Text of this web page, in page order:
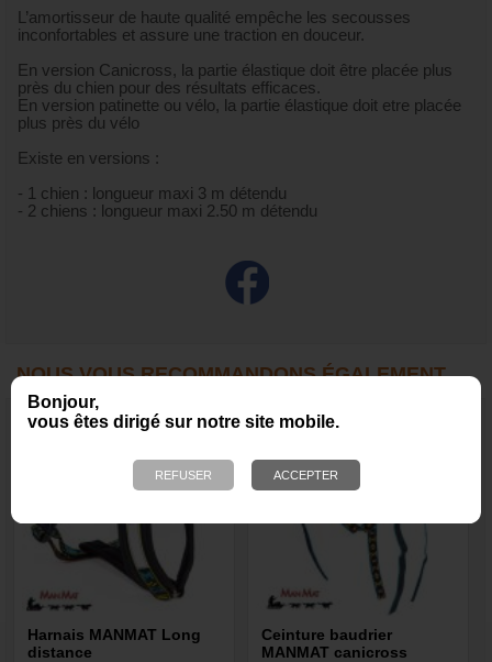
Bonjour,
vous êtes dirigé sur notre site mobile.
L’amortisseur de haute qualité empêche les secousses
inconfortables et assure une traction en douceur.
En version Canicross, la partie élastique doit être placée plus
près du chien pour des résultats efficaces.
En version patinette ou vélo, la partie élastique doit etre placée
plus près du vélo
Existe en versions :
- 1 chien : longueur maxi 3 m détendu
- 2 chiens : longueur maxi 2.50 m détendu
NOUS VOUS RECOMMANDONS ÉGALEMENT
Harnais MANMAT Long
distance
Ceinture baudrier
MANMAT canicross